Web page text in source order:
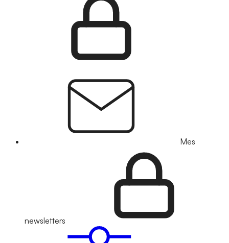
Mes
newsletters